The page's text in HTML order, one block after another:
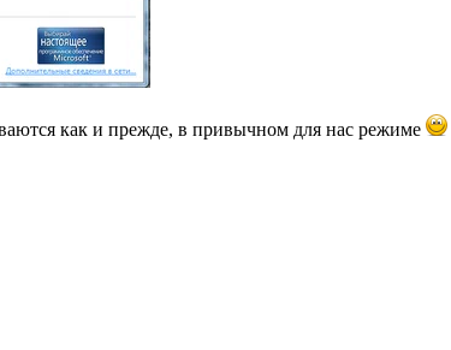
как и прежде, в привычном для нас режиме